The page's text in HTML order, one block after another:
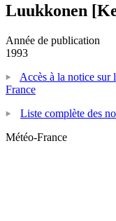
Luukkonen
Année de publication
1993
Accès à la notice sur
France
Liste complète des
Météo-France